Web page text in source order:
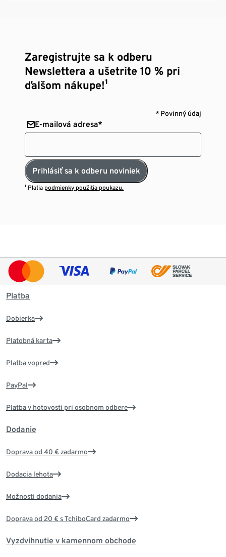
Zaregistrujte sa k odberu
Newslettera a ušetrite 10 % pri
ďalšom nákupe!¹
* Povinný údaj
E-mailová adresa*
Prihlásiť sa k odberu noviniek
¹ Platia podmienky použitia poukazu.
Platba
Dobierka
Platobná karta
Platba vopred
PayPal
Platba v hotovosti pri osobnom odbere
Dodanie
Doprava od 40 € zadarmo
Dodacia lehota
Možnosti dodania
Doprava od 20 € s TchiboCard zadarmo
Vyzdvihnutie v kamennom obchode